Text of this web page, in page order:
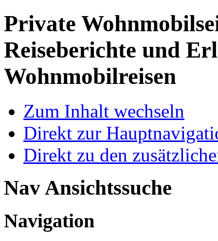
Private
Reiseberichte und
Wohnmobilreisen
Zum Inhalt wechseln
Direkt zur
Direkt zu den
Nav Ansichtssuche
Navigation